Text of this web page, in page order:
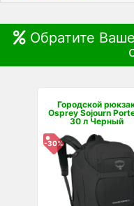
Обратите
Городской
Osprey Sojourn
30 л Черный
-30%